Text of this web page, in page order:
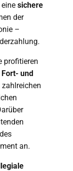
sichere
der
–
profitieren
und
zahlreichen
an.